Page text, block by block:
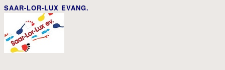
SAAR-LOR-LUX EVANG.